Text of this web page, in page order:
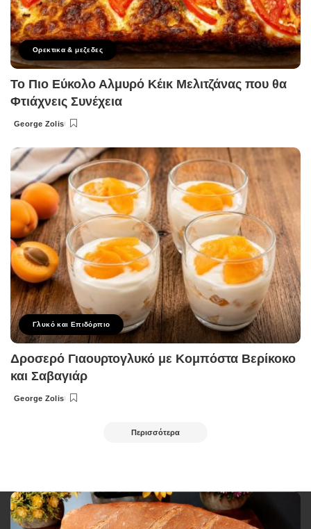
Ορεκτικα & μεζεδες
Το Πιο Εύκολο Αλμυρό Κέικ Μελιτζάνας που θα
Φτιάχνεις Συνέχεια
Posted
George Zolis
Γλυκό και Επιδόρπιο
Δροσερό Γιαουρτογλυκό με Κομπόστα Βερίκοκο
και Σαβαγιάρ
Posted
George Zolis
Περισσότερα